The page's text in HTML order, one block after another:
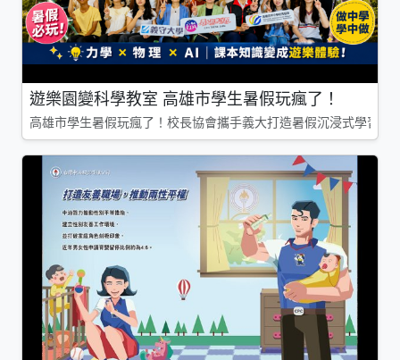
遊樂園變科學教室 高雄市學生暑假玩瘋了！
高雄市學生暑假玩瘋了！校長協會攜手義大打造暑假沉浸式學習基